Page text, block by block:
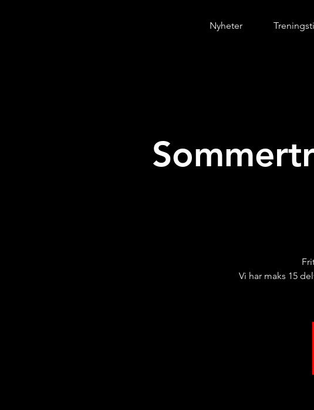
Vi har maks 15
Nyheter